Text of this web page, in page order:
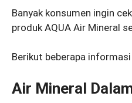
Banyak konsumen ingin
produk AQUA Air Mineral
Berikut beberapa
Air Mineral